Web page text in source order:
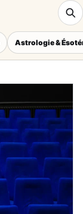
Astrologie &